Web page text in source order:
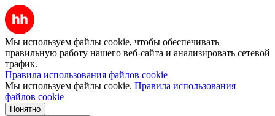
Мы используем файлы cookie, чтобы обеспечивать
правильную работу нашего веб-сайта и анализировать сетевой
трафик.
Правила использования файлов cookie
Мы используем файлы cookie. Правила использования
файлов cookie
Понятно